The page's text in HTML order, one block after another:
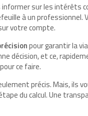
sur les intérêts
à un professionnel.
votre compte.
pour garantir la
décision, et ce,
ce faire.
précis. Mais, ils
du calcul. Une